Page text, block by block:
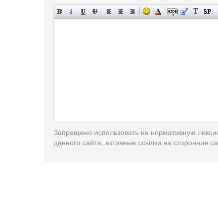
Запрещено использовать не нормативную
данного сайта, активные ссылки на сторонние